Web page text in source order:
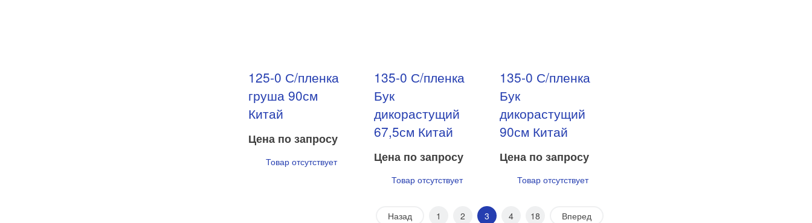
125-0 С/пленка
груша 90см
Китай
Цена по запросу
Товар отсутствует
135-0 С/пленка
Бук
дикорастущий
67,5см Китай
Цена по запросу
Товар отсутствует
135-0 С/пленка
Бук
дикорастущий
90см Китай
Цена по запросу
Товар отсутствует
Назад 1 2 3 4 18 Вперед